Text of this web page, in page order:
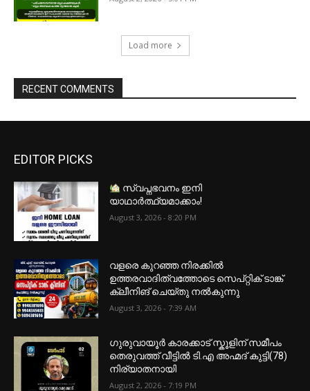
Load more
RECENT COMMENTS
EDITOR PICKS
സ്വപ്നഭവനം ഇനി
യാഥാർത്ഥ്യമാക്കാം!
August 3, 2026 - 8:20 PM
വളരെ കുറഞ്ഞ നിരക്കിൽ
ഉത്തരവാദിത്വത്തോടെ സെപ്റ്റിക് ടാങ്ക്
ക്ലീനിങ് ചെയ്തു നൽകുന്നു
August 3, 2026 - 7:39 AM
ഗുരുവായൂർ കാരക്കാട് സ്കൂളിന് സമീപം
തെരുവത്ത് വീട്ടിൽ ടി.എ അഹ്മദ് കുട്ടി(78)
നിര്യാതനായി
August 2, 2026 - 7:19 PM